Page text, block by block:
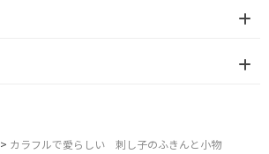
> カラフルで愛らしい 刺し子のふきんと小物